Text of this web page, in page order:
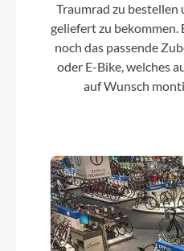
Bulls
Traumrad zu bestellen
geliefert zu bekommen.
noch das passende
oder E-Bike, welches
auf Wunsch